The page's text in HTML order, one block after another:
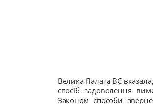
Велика Палата ВС
спосіб задоволення
Законом способи